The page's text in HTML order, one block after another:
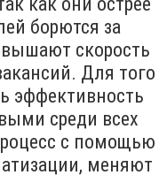
борются за
скорость
Для того
эффективность
среди всех
с помощью
меняют